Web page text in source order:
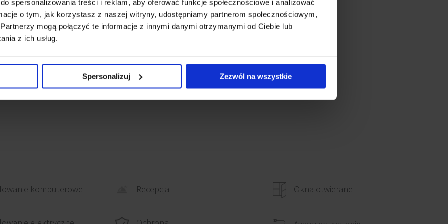
spersonalizowania treści i reklam, aby oferować funkcje społecznościowe i analizować
o tym, jak korzystasz z naszej witryny, udostępniamy partnerom społecznościowym,
mogą połączyć te informacje z innymi danymi otrzymanymi od Ciebie lub
z ich usług.
Spersonalizuj Zezwól na wszystkie
rozbudowywanej
połączy Warszawę
miejskiej, jest
obiektu jak
firm
dojazdu, jak
komputerowe Recepcja Okna otwierane